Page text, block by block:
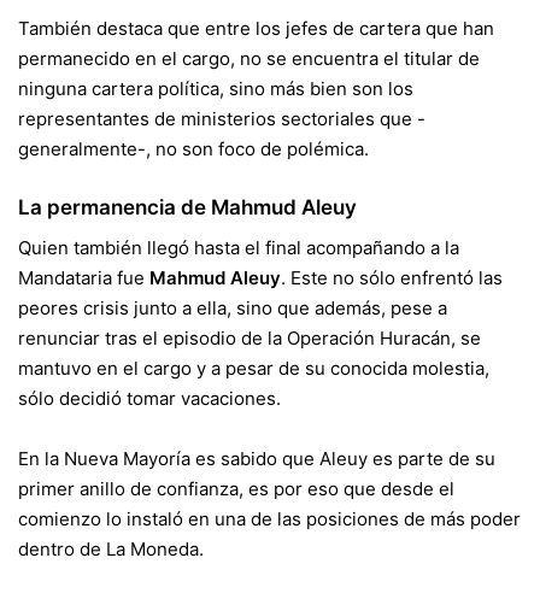
También destaca que entre los jefes de cartera que han
permanecido en el cargo, no se encuentra el titular de
ninguna cartera política, sino más bien son los
representantes de ministerios sectoriales que -
generalmente-, no son foco de polémica.
La permanencia de Mahmud Aleuy
Quien también llegó hasta el final acompañando a la
Mandataria fue Mahmud Aleuy. Este no sólo enfrentó las
peores crisis junto a ella, sino que además, pese a
renunciar tras el episodio de la Operación Huracán, se
mantuvo en el cargo y a pesar de su conocida molestia,
sólo decidió tomar vacaciones.
En la Nueva Mayoría es sabido que Aleuy es parte de su
primer anillo de confianza, es por eso que desde el
comienzo lo instaló en una de las posiciones de más poder
dentro de La Moneda.